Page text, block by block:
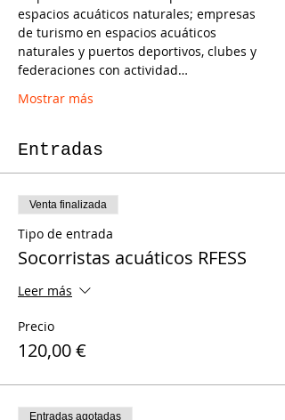
espacios acuáticos naturales; empresas
de turismo en espacios acuáticos
naturales y puertos deportivos, clubes y
federaciones con actividad…
Mostrar más
Entradas
Venta finalizada
Tipo de entrada
Socorristas acuáticos RFESS
Leer más
Precio
120,00 €
Entradas agotadas